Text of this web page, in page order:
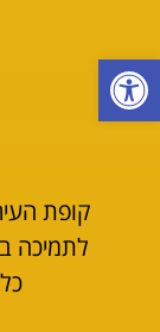
פתח
קופת
לתמיכה